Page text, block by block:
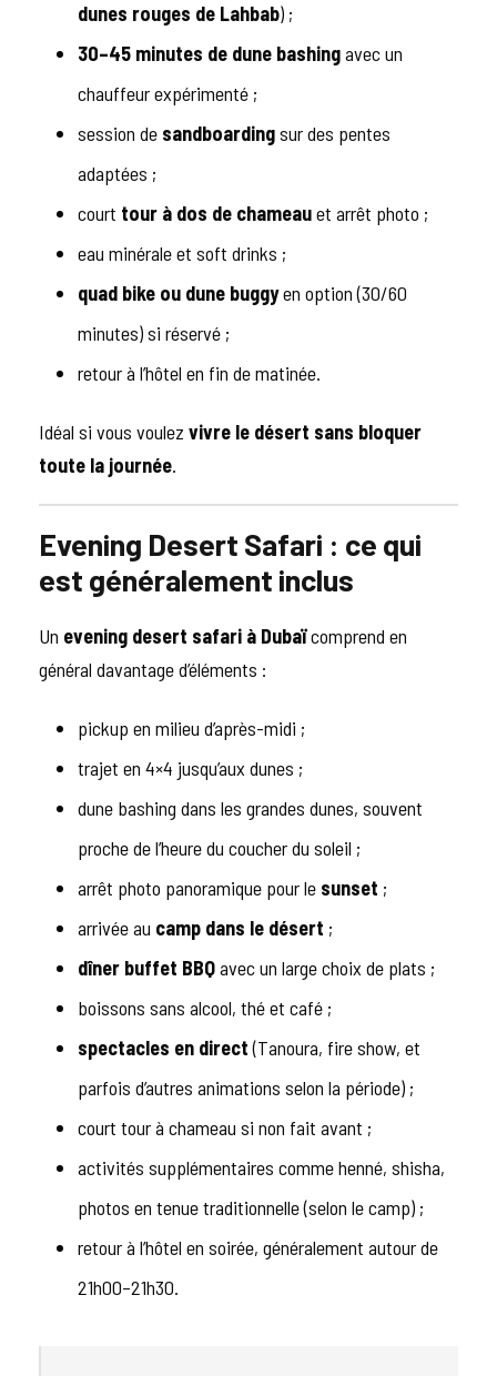
dunes rouges de Lahbab) ;
30–45 minutes de dune bashingavec un
chauffeur expérimenté ;
session de sandboardingsur des pentes
adaptées ;
court tour à dos de chameauet arrêt photo ;
eau minérale et soft drinks ;
quad bike ou dune buggyen option (30/60
minutes) si réservé ;
retour à l’hôtel en fin de matinée.
Idéal si vous voulez vivre le désert sans bloquer
toute la journée.
Evening Desert Safari : ce qui
est généralement inclus
Un evening desert safari à Dubaïcomprend en
général davantage d’éléments :
pickup en milieu d’après-midi ;
trajet en 4×4 jusqu’aux dunes ;
dune bashing dans les grandes dunes, souvent
proche de l’heure du coucher du soleil ;
arrêt photo panoramique pour le sunset ;
arrivée au camp dans le désert ;
dîner buffet BBQavec un large choix de plats ;
boissons sans alcool, thé et café ;
spectacles en direct(Tanoura, fire show, et
parfois d’autres animations selon la période) ;
court tour à chameau si non fait avant ;
activités supplémentaires comme henné, shisha,
photos en tenue traditionnelle (selon le camp) ;
retour à l’hôtel en soirée, généralement autour de
21h00–21h30.